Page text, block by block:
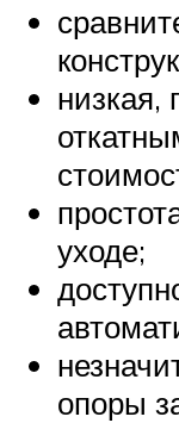
низкая,
уходе;
опоры